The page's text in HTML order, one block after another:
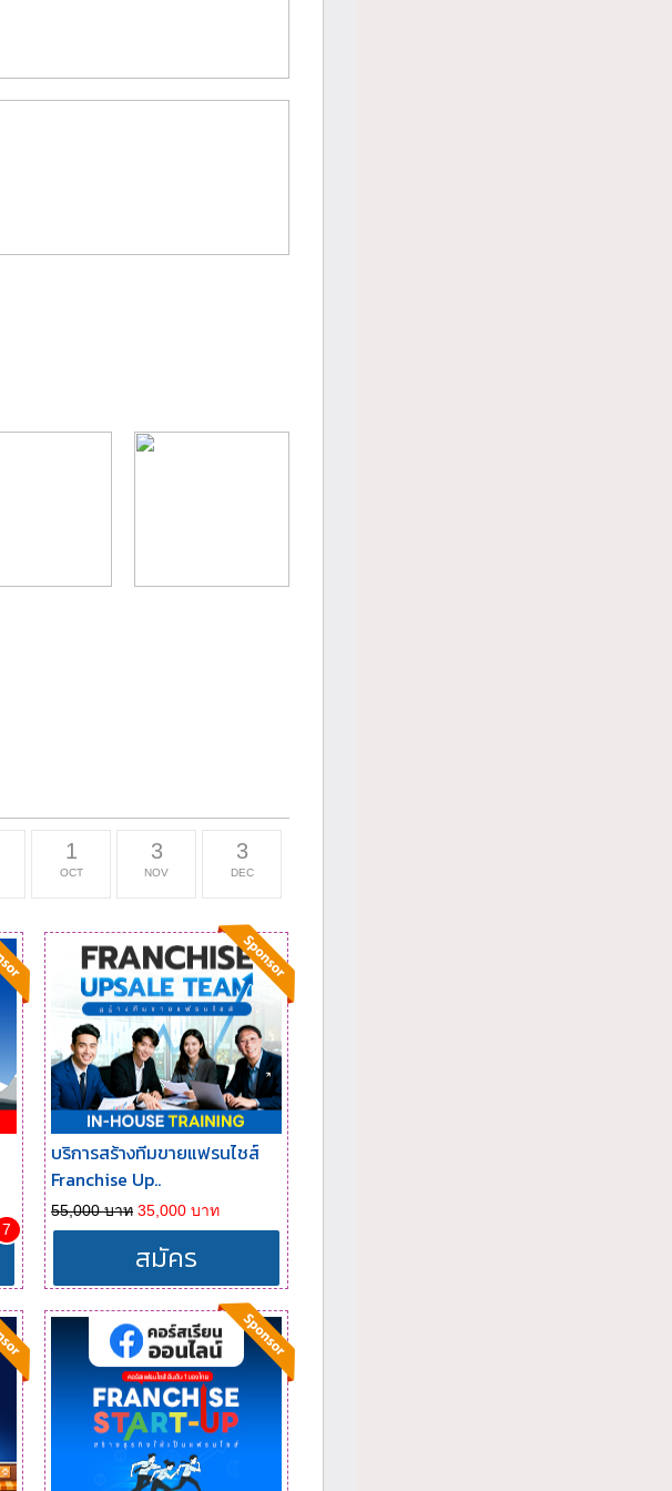
1
OCT
3
NOV
3
DEC
7
บริการสร้างทีมขายแฟรนไชส์
Franchise Up..
55,000 บาท 35,000 บาท
สมัคร